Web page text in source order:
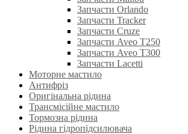
Запчасти Orlando
Запчасти Tracker
Запчасти Cruze
Запчасти Aveo T250
Запчасти Aveo T300
Запчасти Lacetti
Моторне мастило
Антифріз
Оригінальна рідина
Трансмісійне мастило
Тормозна рідина
Рідина гідропідсилювача